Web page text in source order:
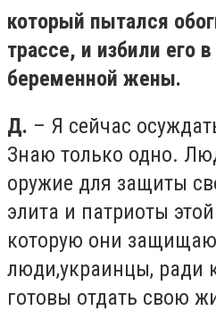
который пытался
трассе, и избили его
беременной жены.
Д. – Я сейчас
Знаю только одно.
оружие для защиты
элита и патриоты
которую они
люди,украинцы, ради
готовы отдать свою